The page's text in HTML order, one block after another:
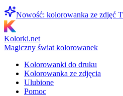
Nowość: kolorowanka ze zdjęć
Kolorki.net
Magiczny świat kolorowanek
Kolorowanki do druku
Kolorowanka ze zdjęcia
Ulubione
Pomoc